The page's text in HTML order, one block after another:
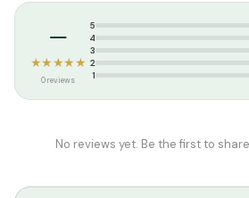
Tags:
–
★★★★★
0 reviews
5
4
3
2
1
No reviews yet. Be the first to